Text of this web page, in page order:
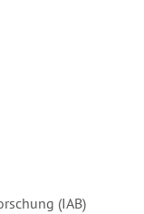
(IAB)